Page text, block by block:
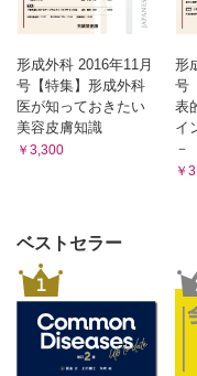
形成外科 2016年11月
号【特集】形成外科
医が知っておきたい
美容皮膚知識
￥3,300
形
号
表
イ
－
￥
ベストセラー
1